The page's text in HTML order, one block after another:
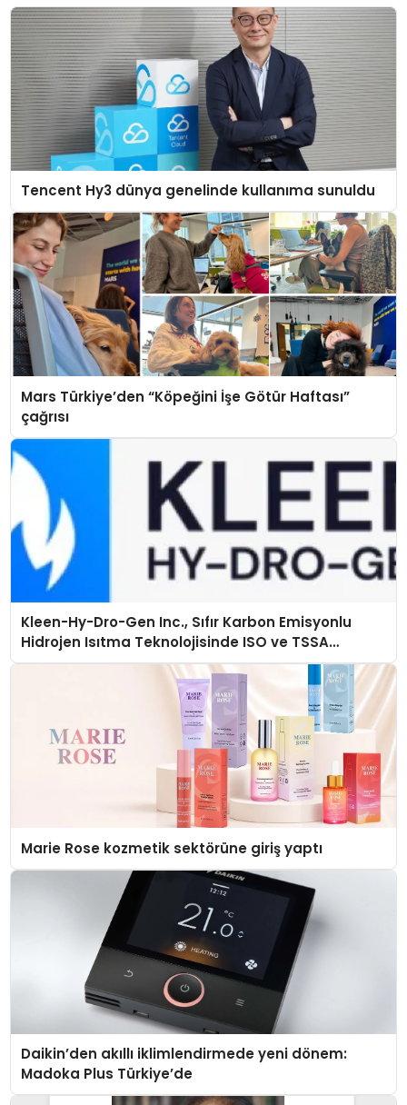
Tencent Hy3 dünya genelinde kullanıma sunuldu
Mars Türkiye’den “Köpeğini İşe Götür Haftası”
çağrısı
Kleen-Hy-Dro-Gen Inc., Sıfır Karbon Emisyonlu
Hidrojen Isıtma Teknolojisinde ISO ve TSSA
Düzenleyici Onaylarını Aldı
Marie Rose kozmetik sektörüne giriş yaptı
Daikin’den akıllı iklimlendirmede yeni dönem:
Madoka Plus Türkiye’de